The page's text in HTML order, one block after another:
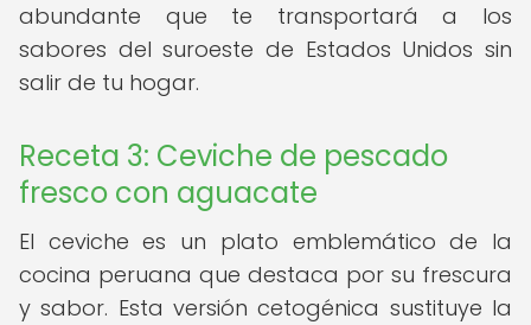
abundante que te transportará a los
sabores del suroeste de Estados Unidos sin
salir de tu hogar.
Receta 3: Ceviche de pescado
fresco con aguacate
El ceviche es un plato emblemático de la
cocina peruana que destaca por su frescura
y sabor. Esta versión cetogénica sustituye la